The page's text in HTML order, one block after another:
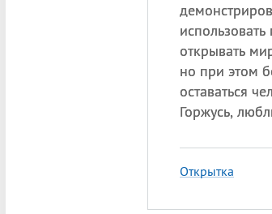
открывать
но при этом
оставаться
Горжусь,
Открытка